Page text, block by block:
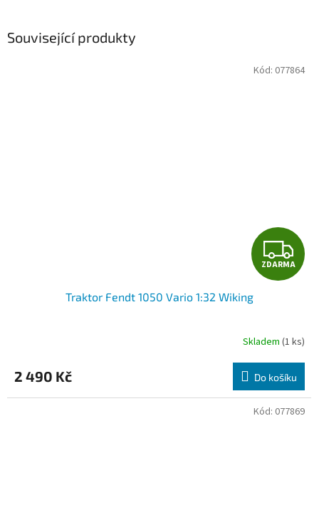
Související produkty
Z
D
R
M
A
ZDARMA
Traktor Fendt 1050 Vario 1:32 Wiking
Skladem (1 ks)
2 490 Kč Do košíku
Kód: 077864
Kód: 077869